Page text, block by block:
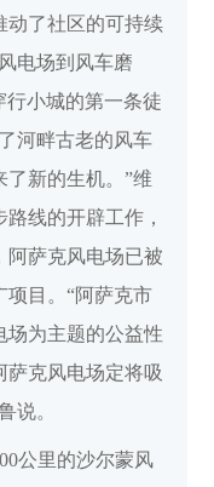
动了社区的可持续
电场到风车磨
行小城的第一条徒
河畔古老的风车
了新的生机。”维
线的开辟工作，
阿萨克风电场已被
项目。“阿萨克市
场为主题的公益性
萨克风电场定将吸
说。
公里的沙尔蒙风